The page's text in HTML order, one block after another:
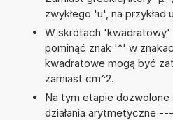
zwykłego 'u', na przykład
W skrótach 'kwadratowy'
pominąć znak '^' w
kwadratowe mogą być
zamiast cm^2.
Na tym etapie
działania arytmetyczne